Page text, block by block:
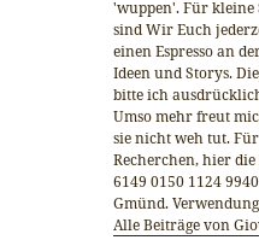
'wuppen'. Für kleine
sind Wir Euch
einen Espresso an
Ideen und Storys.
bitte ich
Umso mehr freut
sie nicht weh tut.
Recherchen, hier
6149 0150 1124
Gmünd.
Alle Beiträge von